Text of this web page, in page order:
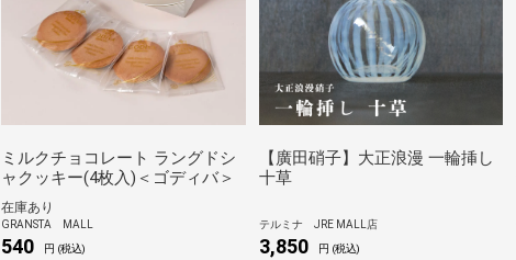
ミルクチョコレート ラングドシ
ャクッキー(4枚入)＜ゴディバ＞
在庫あり
GRANSTA MALL
540 円 (税込)
【廣田硝子】大正浪漫 一輪挿し
十草
テルミナ JRE MALL店
3,850 円 (税込)